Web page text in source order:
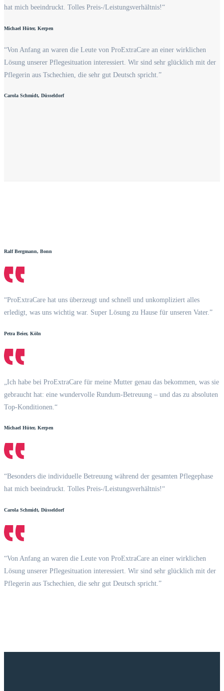
hat mich beeindruckt. Tolles Preis-/Leistungsverhältnis!“
Michael Hüter, Kerpen
“Von Anfang an waren die Leute von ProExtraCare an einer wirklichen
Lösung unserer Pflegesituation interessiert. Wir sind sehr glücklich mit der
Pflegerin aus Tschechien, die sehr gut Deutsch spricht.”
Carola Schmidt, Düsseldorf
Ralf Bergmann, Bonn
“ProExtraCare hat uns überzeugt und schnell und unkompliziert alles
erledigt, was uns wichtig war. Super Lösung zu Hause für unseren Vater.”
Petra Beier, Köln
„Ich habe bei ProExtraCare für meine Mutter genau das bekommen, was sie
gebraucht hat: eine wundervolle Rundum-Betreuung – und das zu absoluten
Top-Konditionen.“
Michael Hüter, Kerpen
“Besonders die individuelle Betreuung während der gesamten Pflegephase
hat mich beeindruckt. Tolles Preis-/Leistungsverhältnis!“
Carola Schmidt, Düsseldorf
“Von Anfang an waren die Leute von ProExtraCare an einer wirklichen
Lösung unserer Pflegesituation interessiert. Wir sind sehr glücklich mit der
Pflegerin aus Tschechien, die sehr gut Deutsch spricht.”